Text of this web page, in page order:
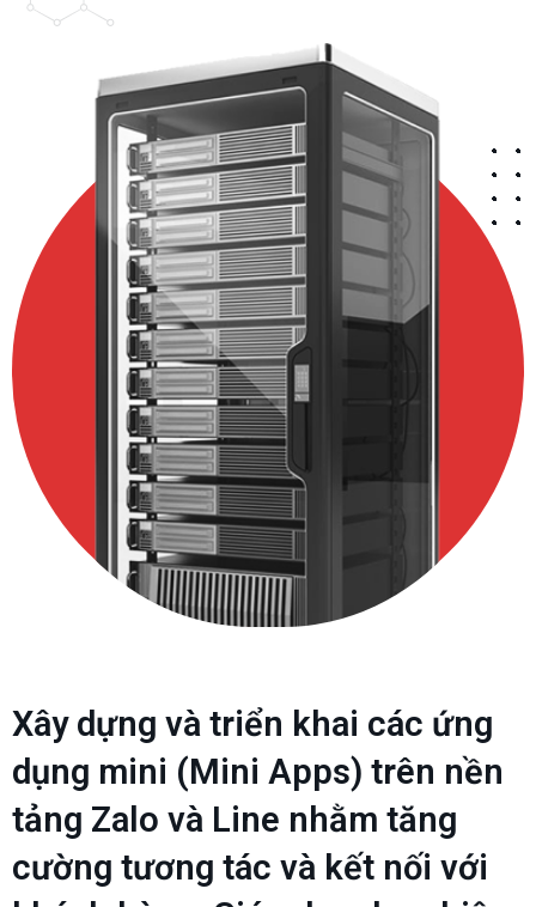
Xây dựng và triển khai các ứng
dụng mini (Mini Apps) trên nền
tảng Zalo và Line nhằm tăng
cường tương tác và kết nối với